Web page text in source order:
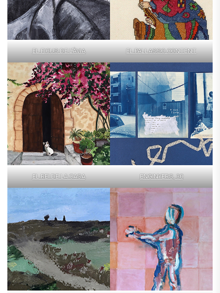
EL FICUS DE L’ÀVIA EL PALLASSO CONTENT
EL REI DE LA CASA ENGINYERS, 30